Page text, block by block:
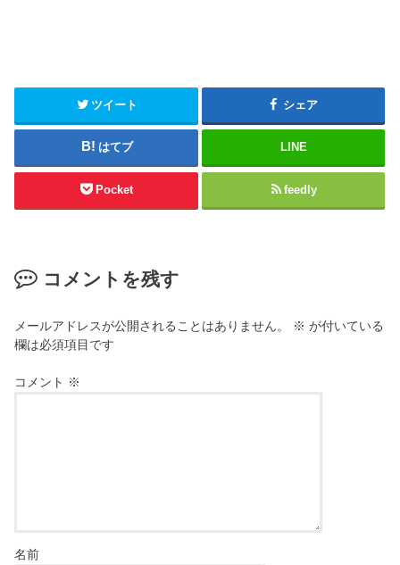
ツイート シェア
はてブ LINE
Pocket feedly
コメントを残す
メールアドレスが公開されることはありません。 ※ が付いている
欄は必須項目です
コメント ※
名前